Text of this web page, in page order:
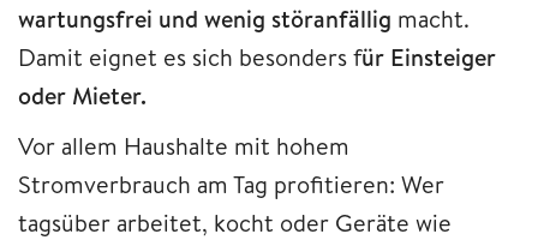
wartungsfrei und wenig störanfällig macht.
Damit eignet es sich besonders für Einsteiger
oder Mieter.
Vor allem Haushalte mit hohem
Stromverbrauch am Tag profitieren: Wer
tagsüber arbeitet, kocht oder Geräte wie